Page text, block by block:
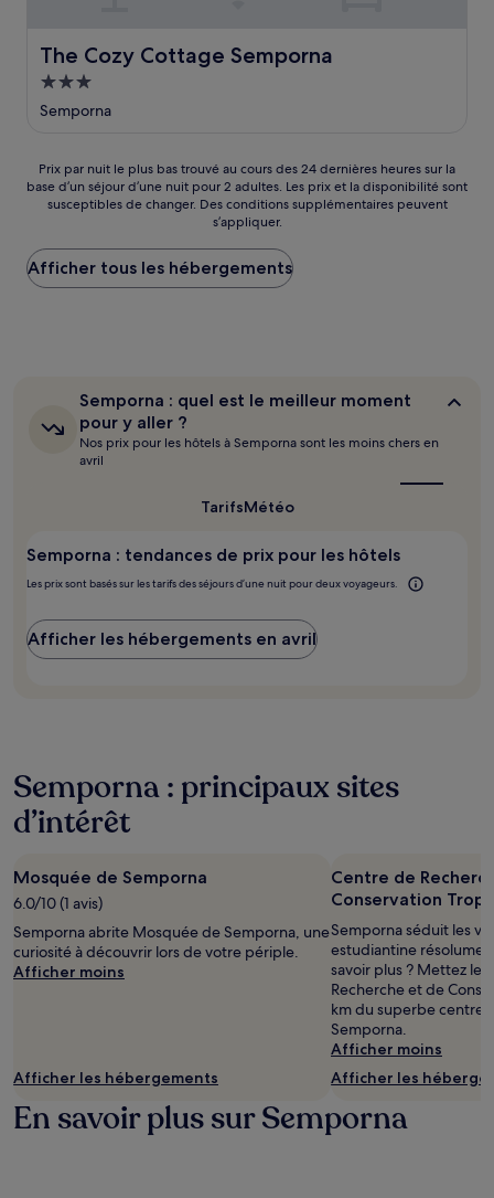
The Cozy Cottage Semporna
The Cozy Cottage Semporna
Hébergement
3.0 étoiles
Semporna
Prix
par
nuit
plus
bas
trouvé
pour
2 adultes.
Les
et
la
disponibilité
conditions
supplémentaires
peuvent
Prix par nuit le plus bas trouvé au cours des 24 dernières heures sur la
base d’un séjour d’une nuit pour 2 adultes. Les prix et la disponibilité sont
susceptibles de changer. Des conditions supplémentaires peuvent
s’appliquer.
Afficher tous les hébergements
Semporna :
est
le
meilleur
Semporna : quel est le meilleur moment
pour y aller ?
Nos prix pour les hôtels à Semporna sont les moins chers en
avril
TarifsMétéo
Semporna : tendances de prix pour les hôtels
Les prix sont basés sur les tarifs des séjours d’une nuit pour deux voyageurs.
Afficher les hébergements en avril
Semporna : principaux sites
d’intérêt
Mosquée de Semporna
6.0/10 (1 avis)
Semporna abrite Mosquée de Semporna, une
curiosité à découvrir lors de votre périple.
Afficher moins
Afficher les hébergements
Centre de
Conservation
Semporna séduit les
estudiantine
savoir plus ? Mettez le
Recherche et de
km du superbe
Semporna.
Afficher moins
Afficher les
En savoir plus sur Semporna